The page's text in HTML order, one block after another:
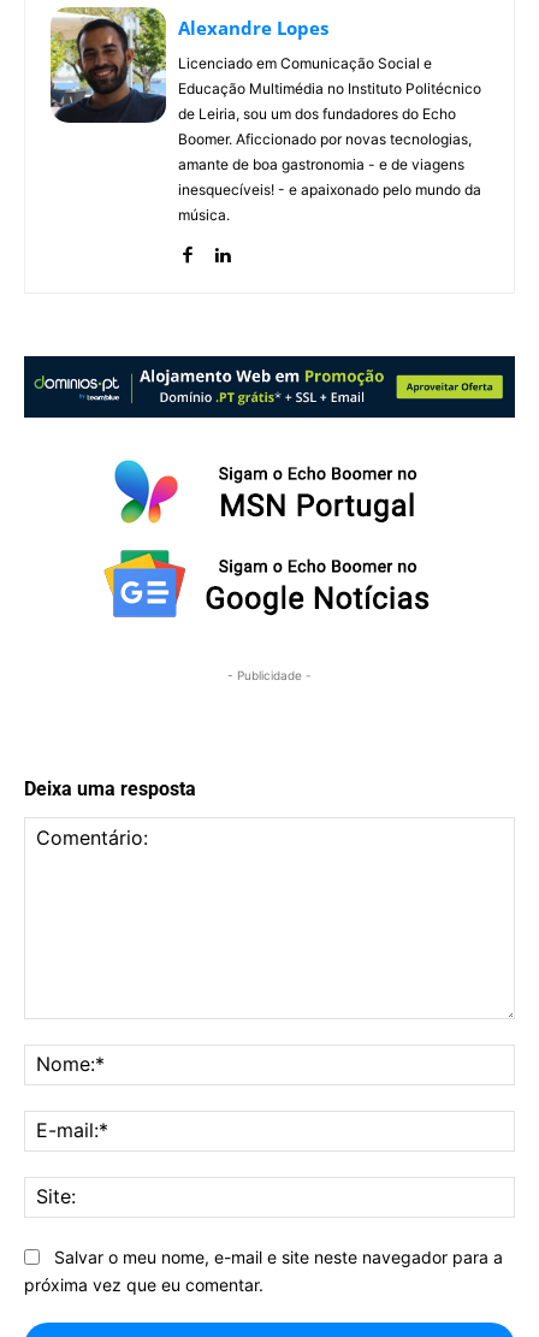
Alexandre Lopes
Licenciado em Comunicação Social e
Educação Multimédia no Instituto Politécnico
de Leiria, sou um dos fundadores do Echo
Boomer. Aficcionado por novas tecnologias,
amante de boa gastronomia - e de viagens
inesquecíveis! - e apaixonado pelo mundo da
música.
- Publicidade -
Deixa uma resposta
Salvar o meu nome, e-mail e site neste navegador para a
próxima vez que eu comentar.